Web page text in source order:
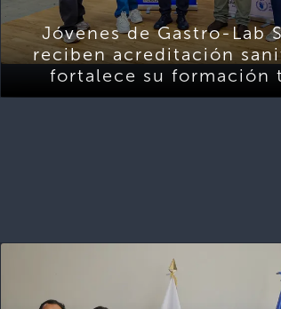
Jóvenes de Gastro-Lab
reciben acreditación
fortalece su formación